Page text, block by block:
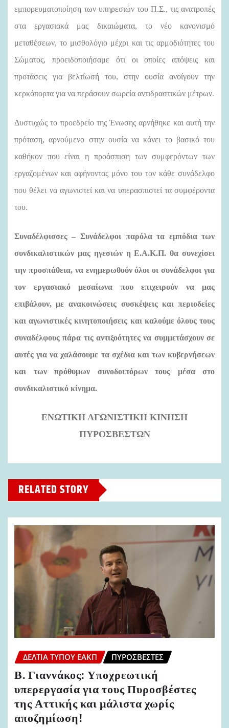
εμπορευματοποίηση των υπηρεσιών του Π.Σ., τις ανατροπές
στα εργασιακά μας δικαιώματα, το νέο κανονισμό
μεταθέσεων, το μισθολόγιο μέχρι και τις αρμοδιότητες του
Σώματος, προειδοποιήσαμε ότι οι οποίες απόψεις και
προτάσεις για βελτίωσή του, στην ουσία ανοίγουν την
κερκόπορτα για να περάσουν σωρεία αντιδραστικών μέτρων.
Δυστυχώς το προεδρείο της Ένωσης αρνήθηκε και αυτή την
πρόταση, αρνούμενο στην ουσία να κάνει το βασικό του
καθήκον που είναι η προάσπιση των συμφερόντων των
εργαζομένων και αφήνοντας μόνο του τον κάθε συνάδελφο
που θέλει να αγωνιστεί και να υπερασπιστεί τα συμφέροντα
του.
Συναδέλφισσες – Συνάδελφοι παρόλα τα εμπόδια των
συνδικαλιστικών μας ηγεσιών η Ε.Α.Κ.Π. θα συνεχίσει
την προσπάθεια, να ενημερωθούν όλοι οι συνάδελφοι για
τον εργασιακό μεσαίωνα που επιχειρούν να μας
επιβάλουν, με ανακοινώσεις συσκέψεις και περιοδείες
και αγωνιστικές κινητοποιήσεις και καλούμε όλους τους
συναδέλφους πάρα τις αντιξοότητες να συμμετάσχουν σε
αυτές για να χαλάσουμε τα σχέδια και των κυβερνήσεων
και των πρόθυμων συνοδοιπόρων τους μέσα στο
συνδικαλιστικό κίνημα.
ΕΝΩΤΙΚΗ ΑΓΩΝΙΣΤΙΚΗ ΚΙΝΗΣΗ
ΠΥΡΟΣΒΕΣΤΩΝ
RELATED STORY
ΔΕΛΤΊΑ ΤΎΠΟΥ ΕΑΚΠ ΠΥΡΟΣΒΈΣΤΕΣ
Β. Γιαννάκος: Υποχρεωτική
υπερεργασία για τους Πυροσβέστες
της Αττικής και μάλιστα χωρίς
αποζημίωση!